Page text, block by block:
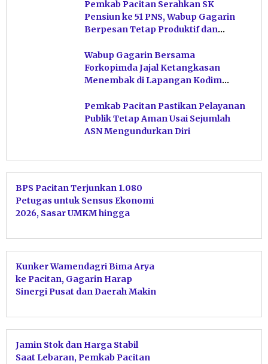
Pemkab Pacitan Serahkan SK
Pensiun ke 51 PNS, Wabup Gagarin
Berpesan Tetap Produktif dan
Wabup Gagarin Bersama
Forkopimda Jajal Ketangkasan
Menembak di Lapangan Kodim
Pemkab Pacitan Pastikan Pelayanan
Publik Tetap Aman Usai Sejumlah
ASN Mengundurkan Diri
BPS Pacitan Terjunkan 1.080
Petugas untuk Sensus Ekonomi
2026, Sasar UMKM hingga
Kunker Wamendagri Bima Arya
ke Pacitan, Gagarin Harap
Sinergi Pusat dan Daerah Makin
Jamin Stok dan Harga Stabil
Saat Lebaran, Pemkab Pacitan